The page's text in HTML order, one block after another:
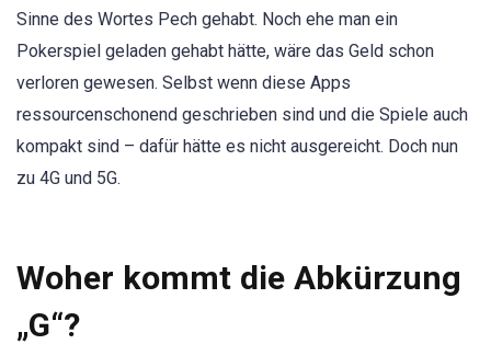
Sinne des Wortes Pech gehabt. Noch ehe man ein
Pokerspiel geladen gehabt hätte, wäre das Geld schon
verloren gewesen. Selbst wenn diese Apps
ressourcenschonend geschrieben sind und die Spiele auch
kompakt sind – dafür hätte es nicht ausgereicht. Doch nun
zu 4G und 5G.
Woher kommt die Abkürzung
„G“?